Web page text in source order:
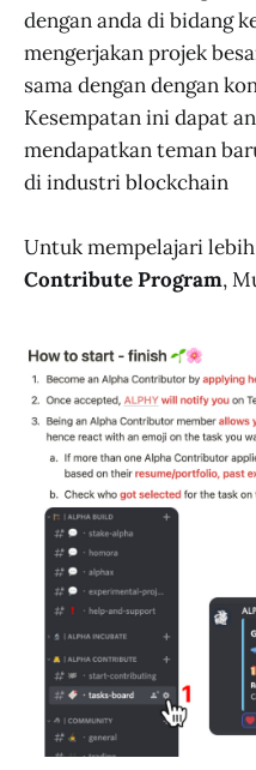
dengan anda di bidang
mengerjakan projek
sama dengan dengan
Kesempatan ini dapat
mendapatkan teman
di industri blockchain
Untuk mempelajari
Contribute Program,